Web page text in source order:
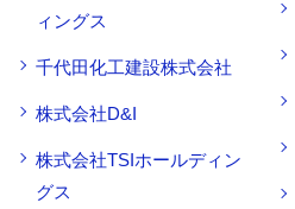
ィングス
千代田化工建設株式会社
株式会社D&I
株式会社TSIホールディン
グス